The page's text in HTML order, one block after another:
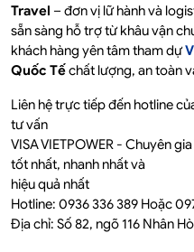
Travel – đơn vị lữ hành và
sẵn sàng hỗ trợ từ khâu vận
khách hàng yên tâm tham dự
Quốc Tếchất lượng, an toàn
Liên hệ trực tiếp đến hotline
tư vấn
VISA VIETPOWER - Chuyên
tốt nhất, nhanh nhất và
hiệu quả nhất
Hotline: 0936 336 389 Hoặc
Địa chỉ: Số 82, ngõ 116 Nhân